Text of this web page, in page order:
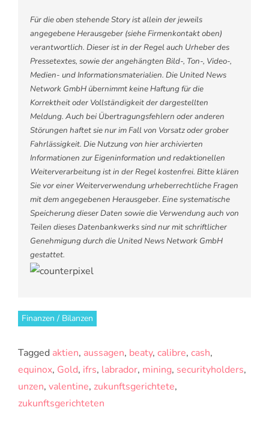
Für die oben stehende Story ist allein der jeweils
angegebene Herausgeber (siehe Firmenkontakt oben)
verantwortlich. Dieser ist in der Regel auch Urheber des
Pressetextes, sowie der angehängten Bild-, Ton-, Video-,
Medien- und Informationsmaterialien. Die United News
Network GmbH übernimmt keine Haftung für die
Korrektheit oder Vollständigkeit der dargestellten
Meldung. Auch bei Übertragungsfehlern oder anderen
Störungen haftet sie nur im Fall von Vorsatz oder grober
Fahrlässigkeit. Die Nutzung von hier archivierten
Informationen zur Eigeninformation und redaktionellen
Weiterverarbeitung ist in der Regel kostenfrei. Bitte klären
Sie vor einer Weiterverwendung urheberrechtliche Fragen
mit dem angegebenen Herausgeber. Eine systematische
Speicherung dieser Daten sowie die Verwendung auch von
Teilen dieses Datenbankwerks sind nur mit schriftlicher
Genehmigung durch die United News Network GmbH
gestattet.
Finanzen / Bilanzen
Tagged aktien, aussagen, beaty, calibre, cash,
equinox, Gold, ifrs, labrador, mining, securityholders,
unzen, valentine, zukunftsgerichtete,
zukunftsgerichteten